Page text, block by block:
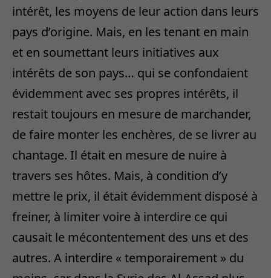
intérêt, les moyens de leur action dans leurs
pays d’origine. Mais, en les tenant en main
et en soumettant leurs initiatives aux
intérêts de son pays… qui se confondaient
évidemment avec ses propres intérêts, il
restait toujours en mesure de marchander,
de faire monter les enchères, de se livrer au
chantage. Il était en mesure de nuire à
travers ses hôtes. Mais, à condition d’y
mettre le prix, il était évidemment disposé à
freiner, à limiter voire à interdire ce qui
causait le mécontentement des uns et des
autres. A interdire « temporairement » du